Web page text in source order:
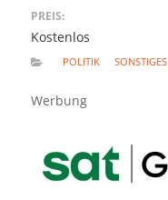
PREIS:
Kostenlos
POLITIK SONSTIGES
Werbung